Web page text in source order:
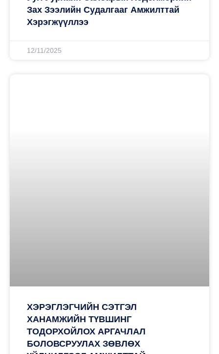
Зах Зээлийн Судалгааг Амжилттай
Хэрэгжүүллээ
12/11/2025
ХЭРЭГЛЭГЧИЙН СЭТГЭЛ
ХАНАМЖИЙН ТҮВШИНГ
ТОДОРХОЙЛОХ АРГАЧЛАЛ
БОЛОВСРУУЛАХ ЗӨВЛӨХ